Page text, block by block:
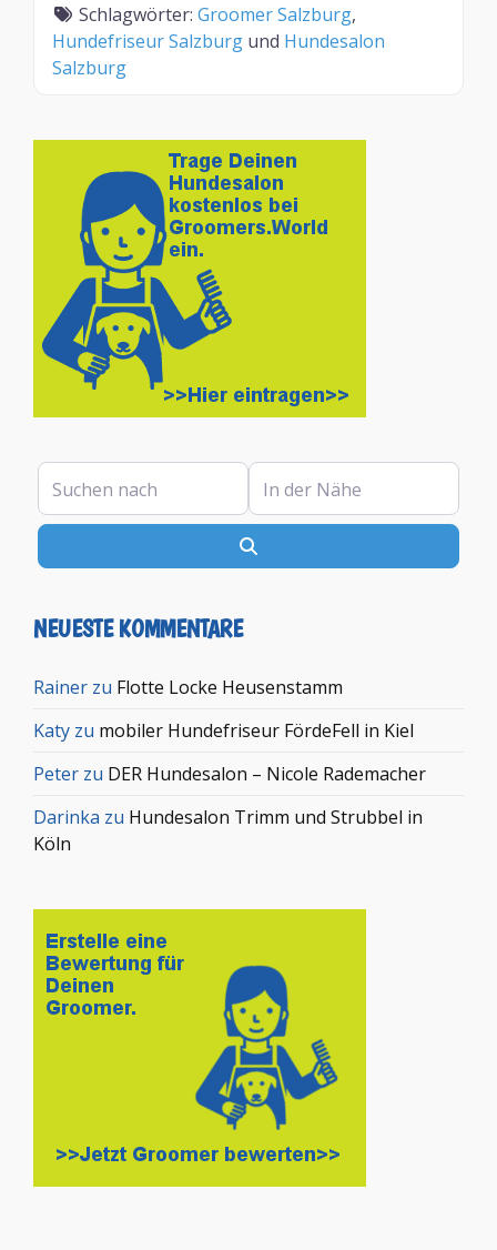
Schlagwörter: Groomer Salzburg,
Hundefriseur Salzburg und Hundesalon
Salzburg
Suchen nach In der Nähe
NEUESTE KOMMENTARE
Rainer zu Flotte Locke Heusenstamm
Katy zu mobiler Hundefriseur FördeFell in Kiel
Peter zu DER Hundesalon – Nicole Rademacher
Darinka zu Hundesalon Trimm und Strubbel in
Köln